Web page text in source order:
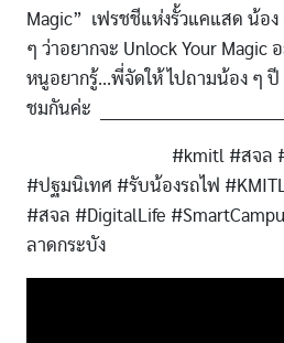
Magic” เฟรชชีแห่งรั้วแคแสด น้อ
ๆ ว่าอยากจะ Unlock Your Magic
หนูอยากรู้...พี่จัดให้ ไปถามน้อง ๆ ปี
ชมกันค่ะ
#kmitl #สจล #หนูอ
#ปฐมนิเทศ #รับน้องรถไฟ
#สจล #DigitalLife
ลาดกระบัง